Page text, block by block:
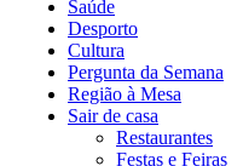
Saúde
Desporto
Cultura
Pergunta da Semana
Região à Mesa
Sair de casa
Restaurantes
Festas e Feiras